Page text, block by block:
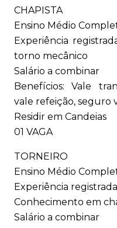
CHAPISTA
Ensino Médio
Experiência
torno mecânico
Salário a combinar
Benefícios: Vale
vale refeição, seguro
Residir em Candeias
01 VAGA
TORNEIRO
Ensino Médio
Experiência
Conhecimento em
Salário a combinar